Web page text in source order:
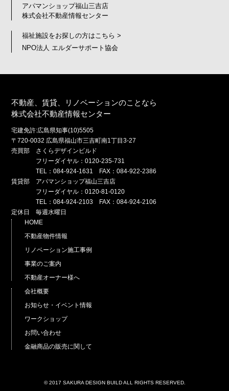
アパマンショップ福山三吉店
株式会社不動産情報センター
福祉施設をお探しの方はこちら >
NPO法人 エルダーサポート協会
不動産、賃貸、リノベーションのことなら
株式会社不動産情報センター
宅建免許:広島県知事(10)5505
〒720-0032 広島県福山市三吉町南1丁目3-27
売買部 さくらデザインビルド
フリーダイヤル：0120-235-731
TEL：084-924-1631 FAX：084-922-2386
賃貸部 アパマンショップ福山三吉店
フリーダイヤル：0120-81-0120
TEL：084-924-2103 FAX：084-924-2106
定休日 毎週水曜日
HOME
不動産物件情報
リノベーション施工事例
事業のご案内
不動産オーナー様へ
会社概要
お知らせ・イベント情報
ワークショップ
お問い合わせ
金融商品の販売に関して
© 2017 SAKURA DESIGN BUILD ALL RIGHTS RESERVED.